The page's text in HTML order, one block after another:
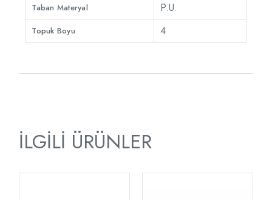
Taban Materyal P.U.
Topuk Boyu 4
İLGILI ÜRÜNLER